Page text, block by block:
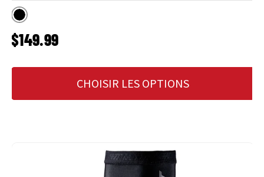
Noir
PRIX HABITUEL
$149.99
CHOISIR LES OPTIONS